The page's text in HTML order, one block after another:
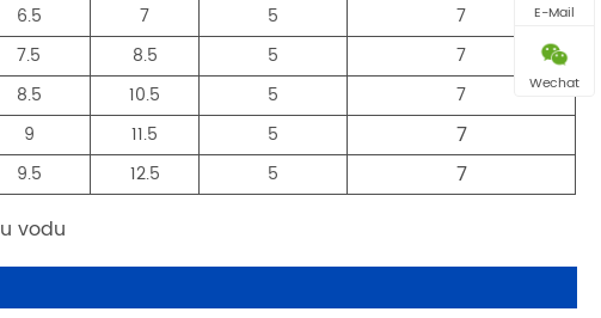
6.5 7 5 7
7.5 8.5 5 7
8.5 10.5 5
7
9 11.5 5 7
9.5 12.5 5
7
vodu
E-Mail
Wechat